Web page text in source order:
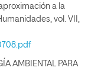
a la
vol. VII,
AMBIENTAL PARA